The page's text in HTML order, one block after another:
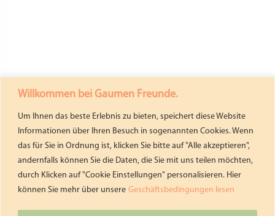
Willkommen bei Gaumen Freunde.
Um Ihnen das beste Erlebnis zu bieten, speichert diese Website
Informationen über Ihren Besuch in sogenannten Cookies. Wenn
das für Sie in Ordnung ist, klicken Sie bitte auf "Alle akzeptieren",
andernfalls können Sie die Daten, die Sie mit uns teilen möchten,
durch Klicken auf "Cookie Einstellungen" personalisieren. Hier
können Sie mehr über unsere Geschäftsbedingungen lesen